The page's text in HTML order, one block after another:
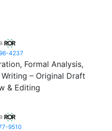
4237
Formal Analysis
Writing – Original Draft
& Editing
9510